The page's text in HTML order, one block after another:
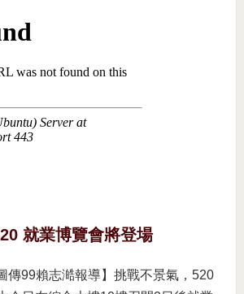
就業博覽會將登場
傳99賴志澔報導】挑戰不景氣，520